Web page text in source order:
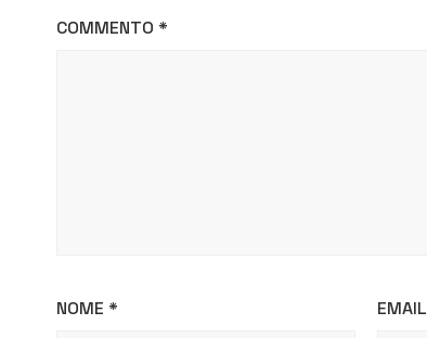
COMMENTO *
NOME * EMAIL